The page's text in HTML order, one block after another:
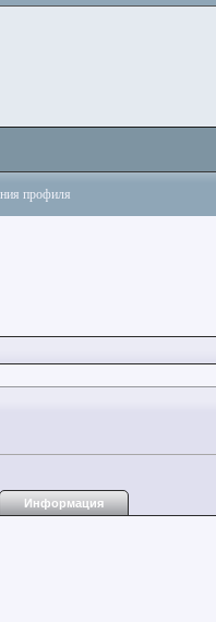
Информация
профиля